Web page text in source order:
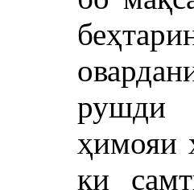
рушди
ҳимояи
ки